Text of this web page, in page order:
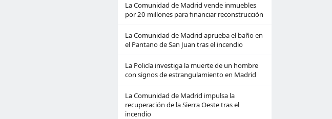
La Comunidad de Madrid vende inmuebles
por 20 millones para financiar reconstrucción
La Comunidad de Madrid aprueba el baño en
el Pantano de San Juan tras el incendio
La Policía investiga la muerte de un hombre
con signos de estrangulamiento en Madrid
La Comunidad de Madrid impulsa la
recuperación de la Sierra Oeste tras el
incendio